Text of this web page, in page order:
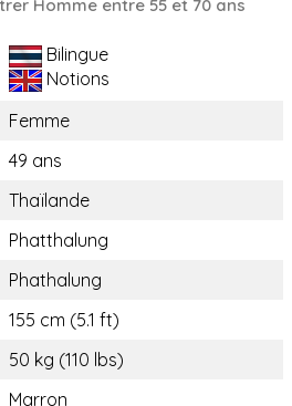
Homme entre 55 et 70 ans
Bilingue
Notions
Femme
49 ans
Thaïlande
Phatthalung
Phathalung
155 cm (5.1 ft)
50 kg (110 lbs)
Marron